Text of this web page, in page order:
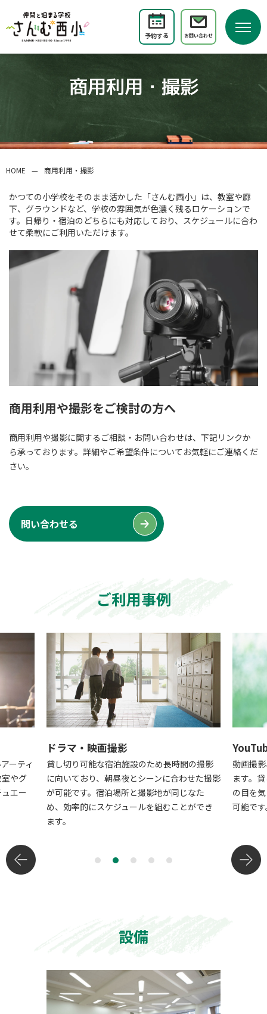
予約する お問い合わせ
商用利用・撮影
HOME — 商用利用・撮影
かつての小学校をそのまま活かした「さんむ西小」は、教室や廊
下、グラウンドなど、学校の雰囲気が色濃く残るロケーションで
す。 日帰り・宿泊のどちらにも対応しており、スケジュールに合わ
せて柔軟にご利用いただけます。
商用利用や撮影をご検討の方へ
商用利用や撮影に関するご相談・お問い合わせは、下記リンクか
ら承っております。詳細やご希望条件についてお気軽にご連絡くだ
さい。
問い合わせる
ご利用事例
長時間の撮影
合わせた撮影
同じなた
ことができ
YouTube・TikTok撮影
動画撮影、ライブ配信などでご利用いただけ
ます。貸し切りでの利用も可能なため、周囲
の目を気にせず自由に撮影・配信することが
可能です。
設備